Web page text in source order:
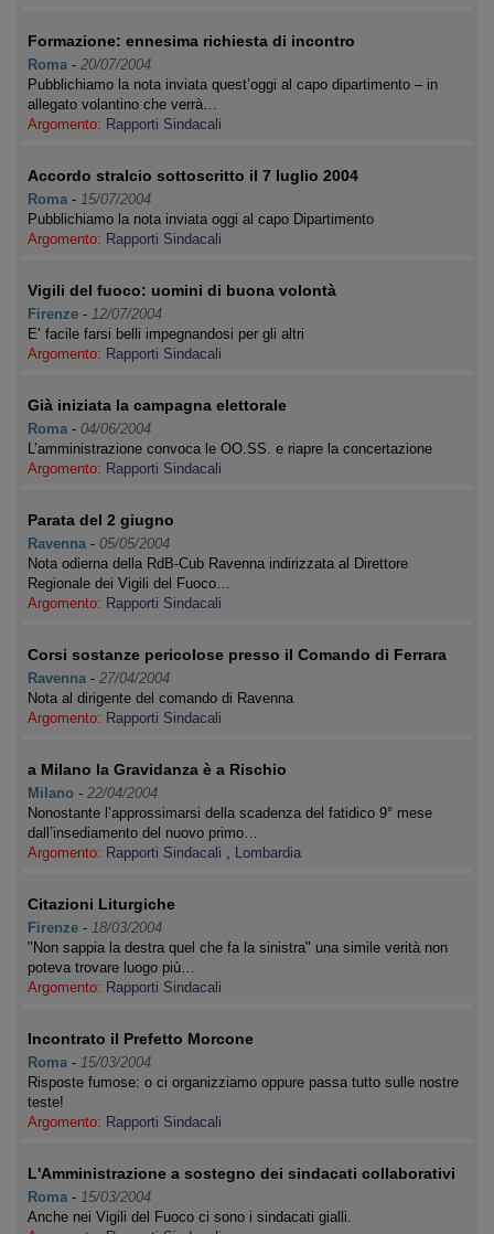
Formazione: ennesima richiesta di incontro
Roma - 20/07/2004
Pubblichiamo la nota inviata quest’oggi al capo dipartimento – in
allegato volantino che verrà…
Argomento: Rapporti Sindacali
Accordo stralcio sottoscritto il 7 luglio 2004
Roma - 15/07/2004
Pubblichiamo la nota inviata oggi al capo Dipartimento
Argomento: Rapporti Sindacali
Vigili del fuoco: uomini di buona volontà
Firenze - 12/07/2004
E’ facile farsi belli impegnandosi per gli altri
Argomento: Rapporti Sindacali
Già iniziata la campagna elettorale
Roma - 04/06/2004
L’amministrazione convoca le OO.SS. e riapre la concertazione
Argomento: Rapporti Sindacali
Parata del 2 giugno
Ravenna - 05/05/2004
Nota odierna della RdB-Cub Ravenna indirizzata al Direttore
Regionale dei Vigili del Fuoco…
Argomento: Rapporti Sindacali
Corsi sostanze pericolose presso il Comando di Ferrara
Ravenna - 27/04/2004
Nota al dirigente del comando di Ravenna
Argomento: Rapporti Sindacali
a Milano la Gravidanza è a Rischio
Milano - 22/04/2004
Nonostante l’approssimarsi della scadenza del fatidico 9° mese
dall’insediamento del nuovo primo…
Argomento: Rapporti Sindacali , Lombardia
Citazioni Liturgiche
Firenze - 18/03/2004
"Non sappia la destra quel che fa la sinistra" una simile verità non
poteva trovare luogo più…
Argomento: Rapporti Sindacali
Incontrato il Prefetto Morcone
Roma - 15/03/2004
Risposte fumose: o ci organizziamo oppure passa tutto sulle nostre
teste!
Argomento: Rapporti Sindacali
L'Amministrazione a sostegno dei sindacati collaborativi
Roma - 15/03/2004
Anche nei Vigili del Fuoco ci sono i sindacati gialli.